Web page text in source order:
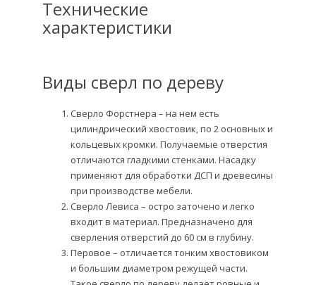
Технические
характеристики
Виды сверл по дереву
Сверло Форстнера – на нем есть
цилиндрический хвостовик, по 2 основных и
кольцевых кромки. Получаемые отверстия
отличаются гладкими стенками. Насадку
применяют для обработки ДСП и древесины
при производстве мебели.
Сверло Левиса – остро заточено и легко
входит в материал. Предназначено для
сверления отверстий до 60 см в глубину.
Перовое – отличается тонким хвостовиком
и большим диаметром режущей части.